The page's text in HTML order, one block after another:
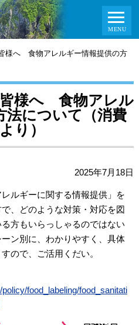
様へ 食物アレルギー情報提供の方
様へ 食物アレル
法について（消費
り）
2025年7月18日
ルギーに関する情報提供」を
、どのような対策・対応を図
方もいらっしゃるのではない
ン別に、わかりやすく、具体
ので、ご活用くだい。
food_labeling/food_sanitati